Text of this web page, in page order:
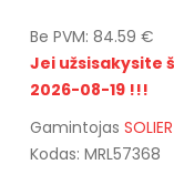
Be PVM: 84.59 €
Jei užsisakysite
2026-08-19 !!!
Gamintojas
Kodas: MRL57368